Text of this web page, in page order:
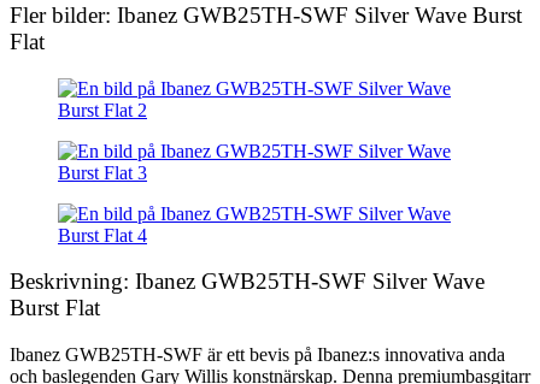
Fler bilder: Ibanez GWB25TH-SWF Silver Wave Burst
Flat
Beskrivning: Ibanez GWB25TH-SWF Silver Wave
Burst Flat
Ibanez GWB25TH-SWF är ett bevis på Ibanez:s innovativa anda
och baslegenden Gary Willis konstnärskap. Denna premiumbasgitarr